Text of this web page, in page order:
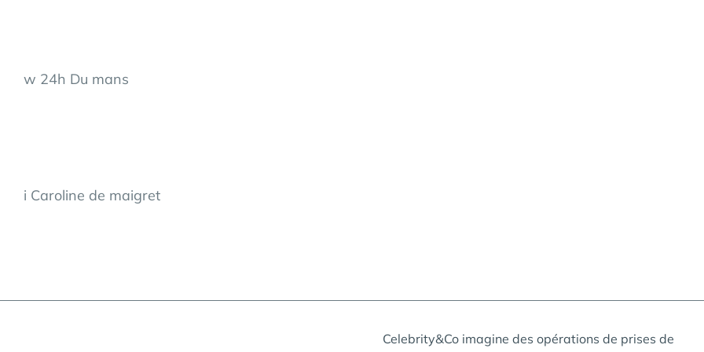
w 24h Du mans
i Caroline de maigret
Celebrity&Co imagine des opérations de prises de